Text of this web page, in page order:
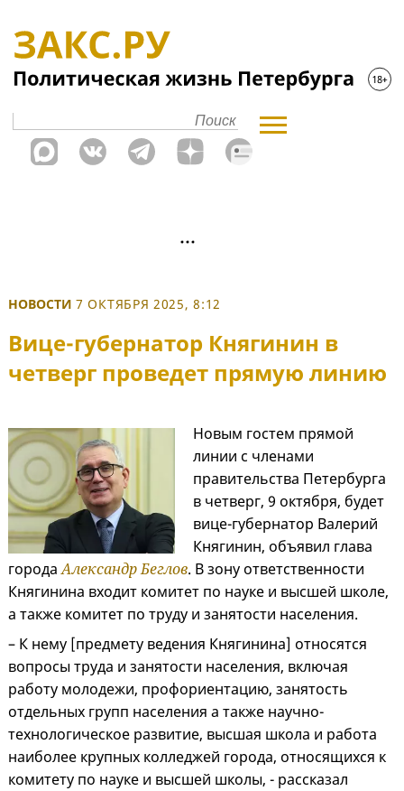
НОВОСТИ 7 ОКТЯБРЯ 2025, 8:12
Вице-губернатор Княгинин в
четверг проведет прямую линию
Новым гостем прямой
линии с членами
правительства Петербурга
в четверг, 9 октября, будет
вице-губернатор Валерий
Княгинин, объявил глава
городаАлександр Беглов. В зону ответственности
Княгинина входит комитет по науке и высшей школе,
а также комитет по труду и занятости населения.
– К нему [предмету ведения Княгинина] относятся
вопросы труда и занятости населения, включая
работу молодежи, профориентацию, занятость
отдельных групп населения а также научно-
технологическое развитие, высшая школа и работа
наиболее крупных колледжей города, относящихся к
комитету по науке и высшей школы, - рассказал